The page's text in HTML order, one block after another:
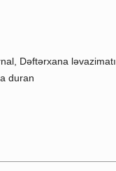
Dəftərxana ləvazimatı
duran